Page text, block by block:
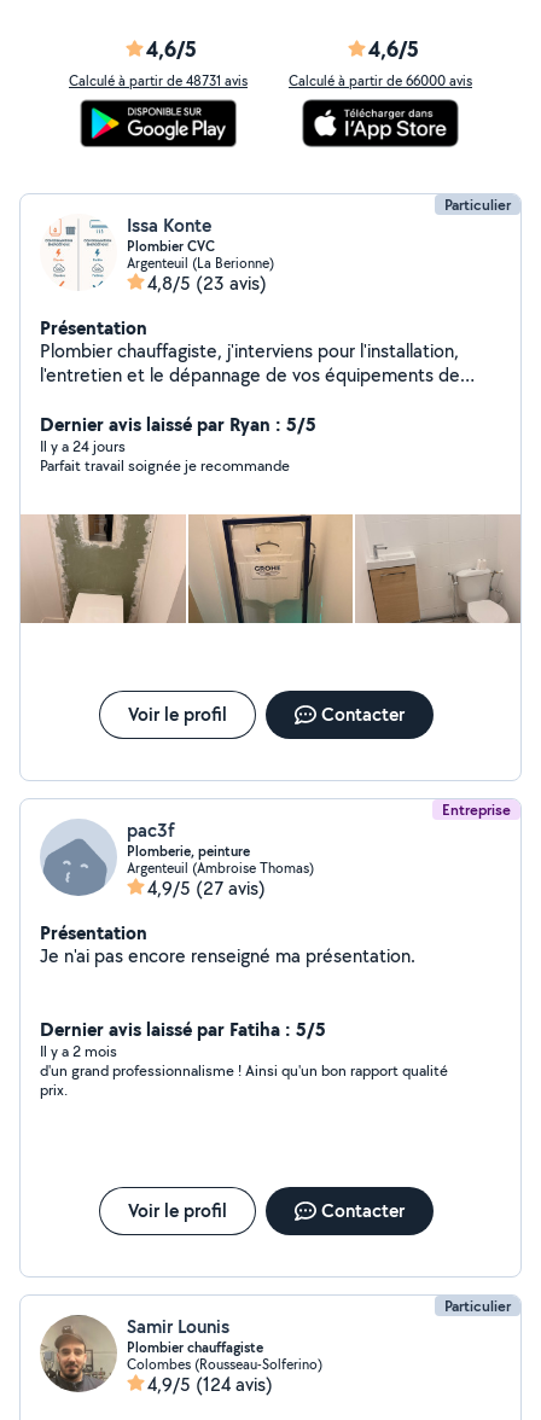
4,6/5
Calculé à partir de 48731 avis
4,6/5
Calculé à partir de 66000 avis
Particulier
Issa Konte
Plombier CVC
Argenteuil (La Berionne)
4,8/5 (23 avis)
Présentation
Plombier chauffagiste, j'interviens pour l'installation,
l'entretien et le dépannage de vos équipements de
Sérieux, motivé et appliqué, je vous garantis un travail
propre et soigné. Disponible pour petits travaux,
entretiens et dépannages. N'hésitez pas à me
Dernier avis laissé par Ryan : 5/5
Il y a 24 jours
Parfait travail soignée je recommande
Voir le profil Contacter
Entreprise
pac3f
Plomberie, peinture
Argenteuil (Ambroise Thomas)
4,9/5 (27 avis)
Présentation
Je n'ai pas encore renseigné ma présentation.
Dernier avis laissé par Fatiha : 5/5
Il y a 2 mois
d'un grand professionnalisme ! Ainsi qu'un bon rapport qualité
prix.
Voir le profil Contacter
Particulier
Samir Lounis
Plombier chauffagiste
Colombes (Rousseau-Solferino)
4,9/5 (124 avis)